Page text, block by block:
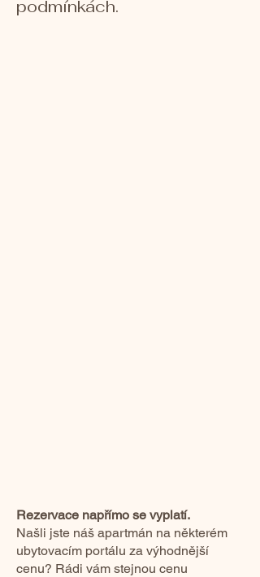
podmínkách.
Rezervace napřímo se vyplatí.
Našli jste náš apartmán na některém
ubytovacím portálu za výhodnější
cenu? Rádi vám stejnou cenu